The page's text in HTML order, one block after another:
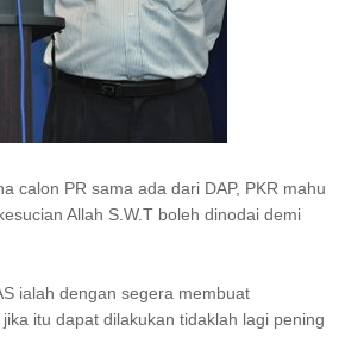
calon PR sama ada dari DAP, PKR mahu
Allah S.W.T boleh dinodai demi
ialah dengan segera membuat
itu dapat dilakukan tidaklah lagi pening